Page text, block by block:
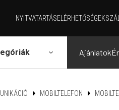
NYITVATARTÁSELÉRHETŐSÉGEK
Ajánlatok
MOBILTELEFON